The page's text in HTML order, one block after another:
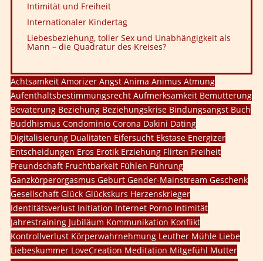
Intimität und Freiheit
Internationaler Kindertag
Liebesbeziehung, toller Sex und Unabhängigkeit als
Mann – die Quadratur des Kreises?
Achtsamkeit Amorizer Angst Anima Animus Atmung
Aufenthaltsbestimmungsrecht Aufmerksamkeit Bemutterung
Bevaterung Beziehung Beziehungskrise Bindungsangst Buch
Buddhismus Condominio Corona Dakini Dating
Digitalisierung Dualitäten Eifersucht Ekstase Energizer
Entscheidungen Eros Erotik Erziehung Flirten Freiheit
Freundschaft Fruchtbarkeit Fühlen Führung
Ganzkörperorgasmus Geburt Gender-Mainstream Geschenk
Gesellschaft Glück Glückskurs Herzenskrieger
Identitätsverlust Initiation Internet Porno Intimität
Jahrestraining Jubiläum Kommunikation Konflikt
Kontrollverlust Körperwahrnehmung Leuther Mühle Liebe
Liebeskummer LoveCreation Meditation Mitgefühl Mutter